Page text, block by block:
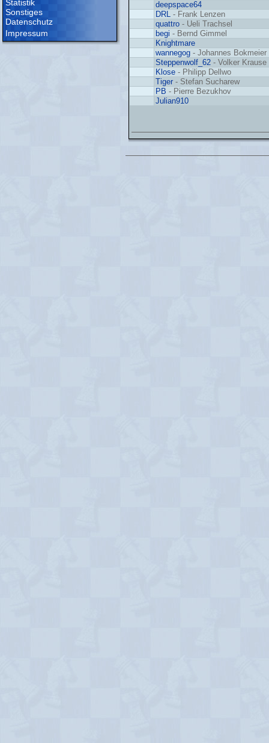
Statistik
Sonstiges
Datenschutz
Impressum
deepspace64
DRL - Frank Lenzen
quattro - Ueli Trachsel
begi - Bernd Gimmel
Knightmare
wannegog - Johannes Bokmeier
Steppenwolf_62 - Volker Krause
Klose - Philipp Dellwo
Tiger - Stefan Sucharew
PB - Pierre Bezukhov
Julian910